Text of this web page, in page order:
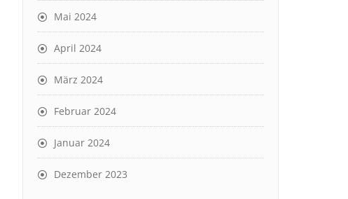
Mai 2024
April 2024
März 2024
Februar 2024
Januar 2024
Dezember 2023